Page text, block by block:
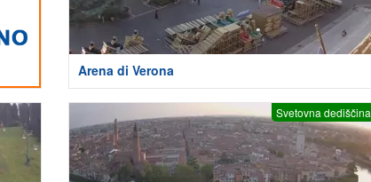
Arena di Verona
Svetovna dediščina